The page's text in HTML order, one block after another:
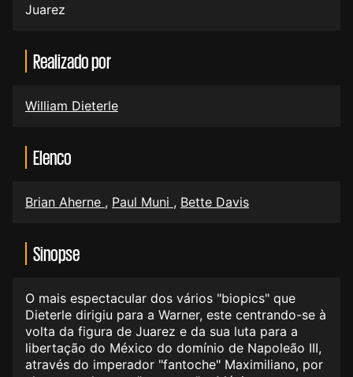
Juarez
Realizado por
William Dieterle
Elenco
Brian Aherne , Paul Muni , Bette Davis
Sinopse
O mais espectacular dos vários "biopics" que
Dieterle dirigiu para a Warner, este centrando-se à
volta da figura de Juarez e da sua luta para a
libertação do México do domínio de Napoleão III,
através do imperador "fantoche" Maximiliano, por